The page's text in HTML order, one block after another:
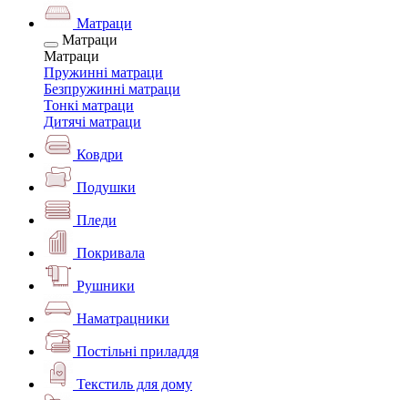
Матраци
Матраци
Матраци
Пружинні матраци
Безпружинні матраци
Тонкі матраци
Дитячі матраци
Ковдри
Подушки
Пледи
Покривала
Рушники
Наматрацники
Постільні приладдя
Текстиль для дому